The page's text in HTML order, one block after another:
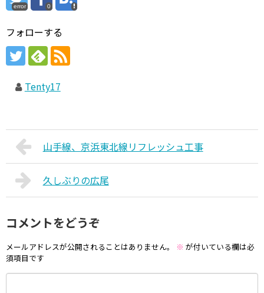
error 0
フォローする
Tenty17
山手線、京浜東北線リフレッシュ工事
久しぶりの広尾
コメントをどうぞ
メールアドレスが公開されることはありません。 ※ が付いている欄は必
須項目です